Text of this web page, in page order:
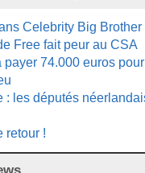
Celebrity Big Brother
Free fait peur au CSA
payer 74.000 euros
: les députés
retour !